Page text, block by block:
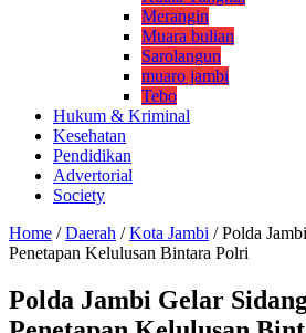
Merangin
Muara bulian
Sarolangun
muaro jambi
Tebo
Hukum & Kriminal
Kesehatan
Pendidikan
Advertorial
Society
Home / Daerah / Kota Jambi / Polda
Penetapan Kelulusan Bintara Polri
Polda Jambi Gelar